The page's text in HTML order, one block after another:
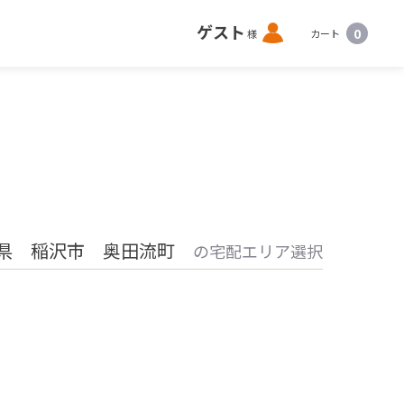
ゲスト 様 ロ
グ
カート 0
稲沢市 奥田流町 の宅配エリア選択